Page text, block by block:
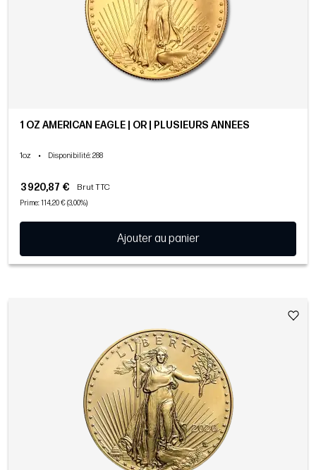
1 OZ AMERICAN EAGLE | OR | PLUSIEURS ANNÉES
1oz • Disponibilité: 288
3 920,87 € Brut TTC
Prime: 114,20 € (3,00%)
Ajouter au panier